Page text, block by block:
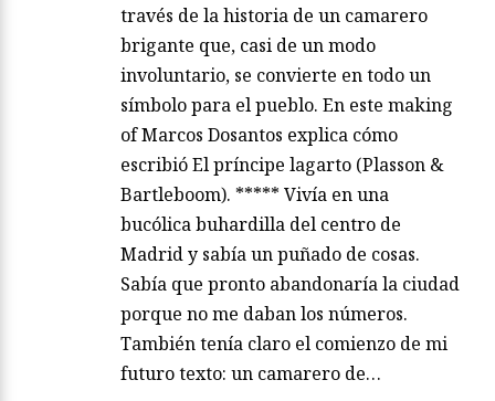
través de la historia de un camarero
brigante que, casi de un modo
involuntario, se convierte en todo un
símbolo para el pueblo. En este making
of Marcos Dosantos explica cómo
escribió El príncipe lagarto (Plasson &
Bartleboom). ***** Vivía en una
bucólica buhardilla del centro de
Madrid y sabía un puñado de cosas.
Sabía que pronto abandonaría la ciudad
porque no me daban los números.
También tenía claro el comienzo de mi
futuro texto: un camarero de…